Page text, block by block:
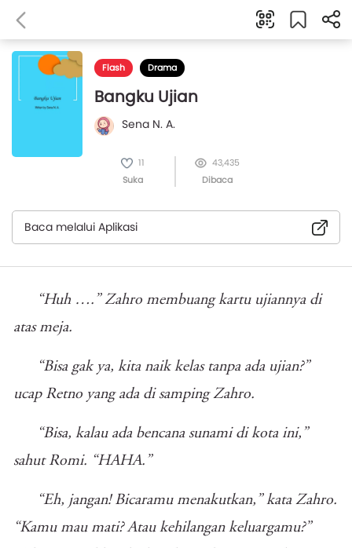
Flash Drama
Bangku Ujian
Sena N. A.
11
Suka
43,435
Dibaca
Baca melalui Aplikasi
“Huh ….” Zahro membuang kartu ujiannya di
atas meja.
“Bisa gak ya, kita naik kelas tanpa ada ujian?”
ucap Retno yang ada di samping Zahro.
“Bisa, kalau ada bencana sunami di kota ini,”
sahut Romi. “HAHA.”
“Eh, jangan! Bicaramu menakutkan,” kata Zahro.
“Kamu mau mati? Atau kehilangan keluargamu?”